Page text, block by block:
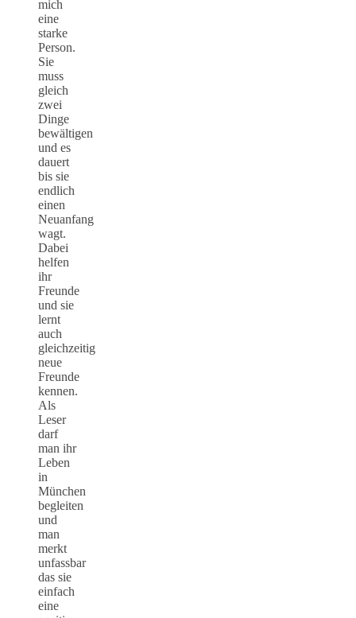
mich
eine
starke
Person.
Sie
muss
gleich
zwei
Dinge
bewältigen
und es
dauert
bis sie
endlich
einen
Neuanfang
wagt.
Dabei
helfen
ihr
Freunde
und sie
lernt
auch
gleichzeitig
neue
Freunde
kennen.
Als
Leser
darf
man ihr
Leben
in
München
begleiten
und
man
merkt
unfassbar
das sie
einfach
eine